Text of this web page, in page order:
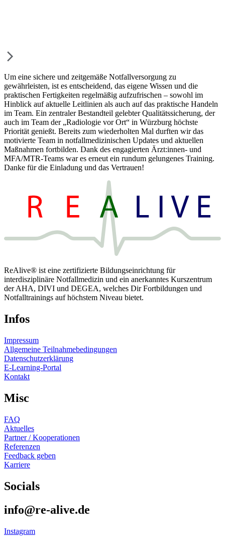
Um eine sichere und zeitgemäße Notfallversorgung zu
gewährleisten, ist es entscheidend, das eigene Wissen und die
praktischen Fertigkeiten regelmäßig aufzufrischen – sowohl im
Hinblick auf aktuelle Leitlinien als auch auf das praktische Handeln
im Team. Ein zentraler Bestandteil gelebter Qualitätssicherung, der
auch im Team der „Radiologie vor Ort“ in Würzburg höchste
Priorität genießt. Bereits zum wiederholten Mal durften wir das
motivierte Team in notfallmedizinischen Updates und aktuellen
Maßnahmen fortbilden. Dank des engagierten Ärzt:innen- und
MFA/MTR-Teams war es erneut ein rundum gelungenes Training.
Danke für die Einladung und das Vertrauen!
ReAlive® ist eine zertifizierte Bildungseinrichtung für
interdisziplinäre Notfallmedizin und ein anerkanntes Kurszentrum
der AHA, DIVI und DEGEA, welches Dir Fortbildungen und
Notfalltrainings auf höchstem Niveau bietet.
Infos
Impressum
Allgemeine Teilnahmebedingungen
Datenschutzerklärung
E-Learning-Portal
Kontakt
Misc
FAQ
Aktuelles
Partner / Kooperationen
Referenzen
Feedback geben
Karriere
Socials
info@re-alive.de
Instagram